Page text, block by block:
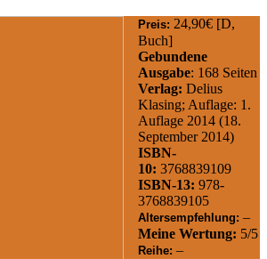
Preis: 24,90€ [D,
Buch]
Gebundene
Ausgabe: 168 Seiten
Verlag: Delius
Klasing; Auflage: 1.
Auflage 2014 (18.
September 2014)
ISBN-
10: 3768839109
ISBN-13: 978-
3768839105
Altersempfehlung: –
Meine Wertung: 5/5
Reihe: –